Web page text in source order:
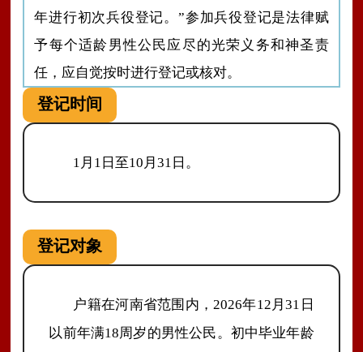
年进行初次兵役登记。”参加兵役登记是法律赋
予每个适龄男性公民应尽的光荣义务和神圣责
任，应自觉按时进行登记或核对。
登记时间
1月1日至10月31日。
登记对象
户籍在河南省范围内， 2026年12月31日
以前年满18周岁的男性公民。初中毕业年龄